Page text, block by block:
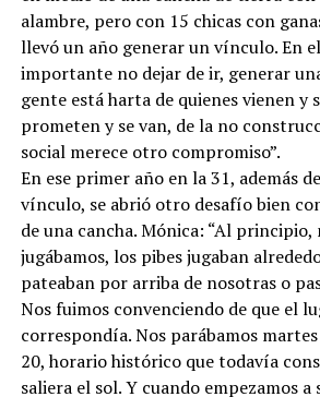
alambre, pero con 15 chicas con
llevó un año generar un vínculo. En
importante no dejar de ir, generar
gente está harta de quienes vienen y
prometen y se van, de la no
social merece otro compromiso”.
En ese primer año en la 31, además
vínculo, se abrió otro desafío bien
de una cancha. Mónica: “Al
jugábamos, los pibes jugaban
pateaban por arriba de nosotras o
Nos fuimos convenciendo de que el
correspondía. Nos parábamos martes
20, horario histórico que todavía
saliera el sol. Y cuando empezamos a